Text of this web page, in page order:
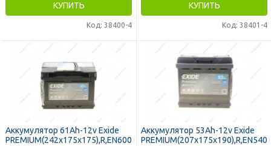
КУПИТЬ
Код: 38400-4
КУПИТЬ
Код: 38401-4
Аккумулятор 61Ah-12v Exide
PREMIUM(242х175х175),R,EN600
Аккумулятор 53Ah-12v Exide
PREMIUM(207х175х190),R,EN540